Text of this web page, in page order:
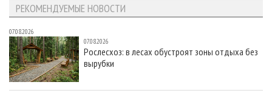
РЕКОМЕНДУЕМЫЕ НОВОСТИ
07.08.2026
07.08.2026
Рослесхоз: в лесах обустроят зоны отдыха без
вырубки